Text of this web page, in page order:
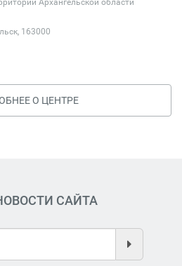
Архангельской области
163000
О ЦЕНТРЕ
САЙТА